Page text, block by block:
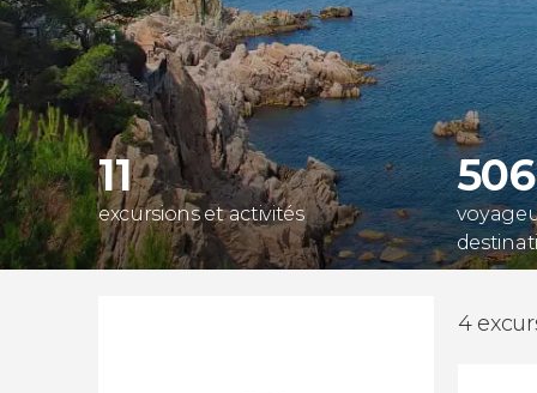
Turquie
11
excursions et activités
506
4